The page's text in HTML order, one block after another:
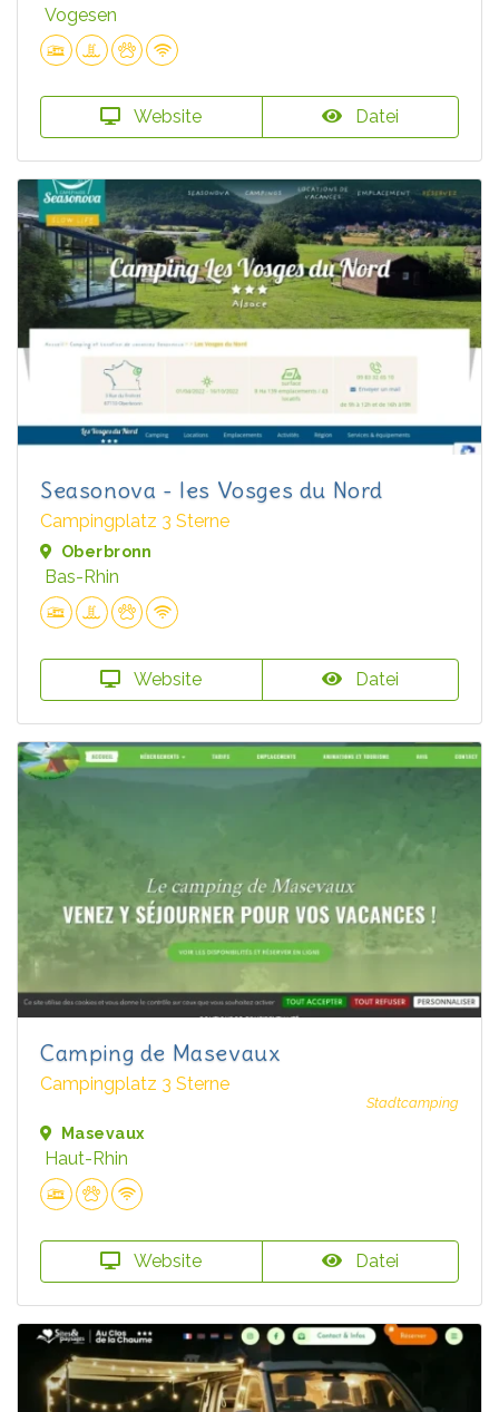
Vogesen
Website Datei
Seasonova - les Vosges du Nord
Campingplatz 3 Sterne
Oberbronn
Bas-Rhin
Website Datei
Camping de Masevaux
Campingplatz 3 Sterne
Stadtcamping
Masevaux
Haut-Rhin
Website Datei